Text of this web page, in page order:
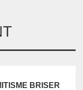
BRISER